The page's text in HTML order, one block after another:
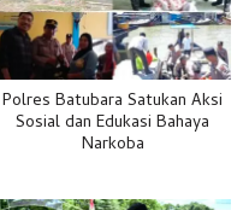
Polres Batubara Satukan Aksi
Sosial dan Edukasi Bahaya
Narkoba